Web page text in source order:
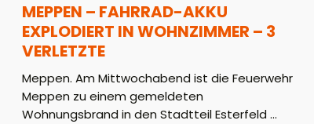
MEPPEN – FAHRRAD-AKKU
EXPLODIERT IN WOHNZIMMER – 3
VERLETZTE
Meppen. Am Mittwochabend ist die Feuerwehr
Meppen zu einem gemeldeten
Wohnungsbrand in den Stadtteil Esterfeld ...